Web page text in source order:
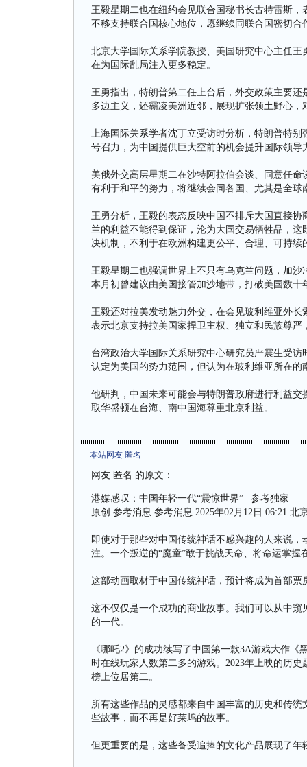
王毅星期二也在纽约会见联合国秘书长古特雷斯
不移支持联合国核心地位，愿继续同联合国密切合
北京大学国际关系学院教授、美国研究中心主任
在为国际乱局注入更多稳定。
王勇指出，特朗普第二任上台后，外交政策主要
多边主义，还霸凌美洲近邻，展现扩张领土野心
上海国际关系学者沈丁立受访时分析，特朗普特
号召力，为中国提供巨大空前的机会提升国际领导
美俄外交高层星期二在沙特阿拉伯会谈、同意任
有利于和平的努力，将继续会同各国、尤其是全
王勇分析，王毅的表态反映中国不排斥大国直接
兰的利益不能得到保证，沦为大国交易牺牲品，
决机制，不利于在欧洲构建更公平、合理、可持续
王毅星期二也强调世界上不只有乌克兰问题，加
本月初曾建议由美国接管加沙地带，打破美国数
王毅还对拉美发动魅力外交，在会见玻利维亚外
表示北京支持拉美国家捍卫主权、独立和民族尊
台湾政治大学国际关系研究中心研究员严震生受
认定为美国的势力范围，但认为在玻利维亚所在的
他研判，中国未来可能会与特朗普政府进行利益
取华盛顿在台海、南中国海尊重北京利益。
本站网友 匿名
网友 匿名 的原文：
港媒感叹：中国年轻一代“震惊世界” | 参考独家
原创 参考消息 参考消息 2025年02月12日 06:21 北
即使对于那些对中国传统神话不感兴趣的人来说
注。一个叛逆的“魔童”敢于挑战天命、将命运掌
这部动画取材于中国传统神话，预计将成为首部票
这不仅仅是一个成功的商业故事。我们可以从中
的一代。
《哪吒2》的成功续写了中国第一款3A游戏大作
时在线玩家人数第二多的游戏。2023年上映的历
榜上位居第二。
所有这些作品的灵感都来自中国丰富的历史和传
些故事，而不再是好莱坞的故事。
但更重要的是，这些备受追捧的文化产品展现了年